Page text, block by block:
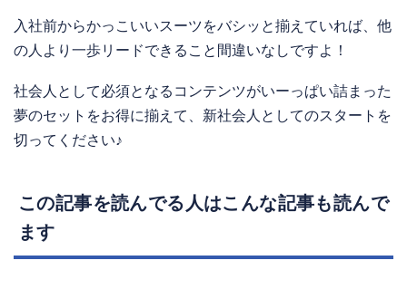
入社前からかっこいいスーツをバシッと揃えていれば、他
の人より一歩リードできること間違いなしですよ！
社会人として必須となるコンテンツがいーっぱい詰まった
夢のセットをお得に揃えて、新社会人としてのスタートを
切ってください♪
この記事を読んでる人はこんな記事も読んで
ます